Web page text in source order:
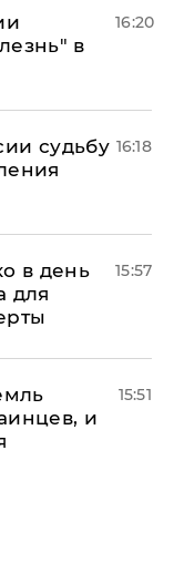
в
16:20
судьбу 16:18
в день
для
15:57
и
15:51